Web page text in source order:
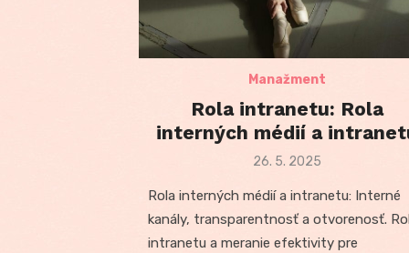
Manažment
Rola intranetu: Rola
interných médií a
Posted
26. 5. 2025
Rola interných médií a intranetu: Interné
kanály, transparentnosť a otvorenosť.
intranetu a meranie efektivity pre